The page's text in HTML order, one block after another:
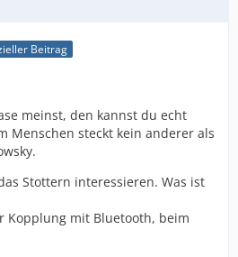
Beitrag
meinst, den kannst du echt
Menschen steckt kein anderer als
Stottern interessieren. Was ist
Kopplung mit Bluetooth, beim